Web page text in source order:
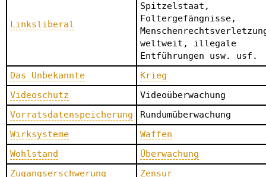
Linksliberal
Spitzelstaat,
Foltergefängnisse,
weltweit, illegale
Entführungen usw. usf.
Das Unbekannte
Krieg
Videoschutz
Videoüberwachung
Vorratsdatenspeicherung
Rundumüberwachung
Wirksysteme
Waffen
Wohlstand
Überwachung
Zugangserschwerung
Zensur